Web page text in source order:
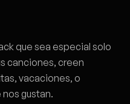
que sea especial solo
canciones, creen
vacaciones, o
gustan.